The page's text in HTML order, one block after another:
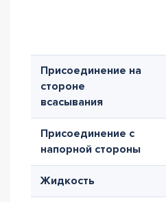
Присоединение на
стороне
всасывания
Присоединение с
напорной стороны
Жидкость